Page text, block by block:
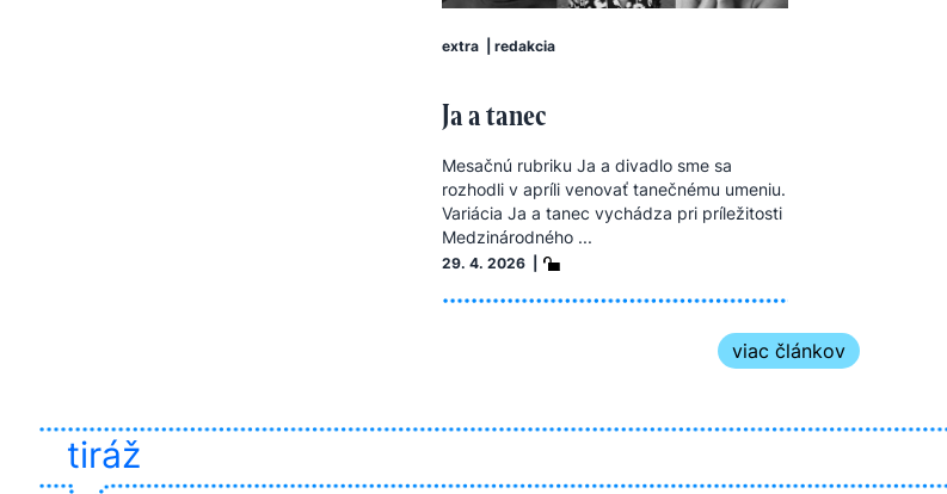
extra redakcia
Ja a tanec
Mesačnú rubriku Ja a divadlo sme sa
rozhodli v apríli venovať tanečnému umeniu.
Variácia Ja a tanec vychádza pri príležitosti
Medzinárodného ...
29. 4. 2026 |
viac článkov
tiráž